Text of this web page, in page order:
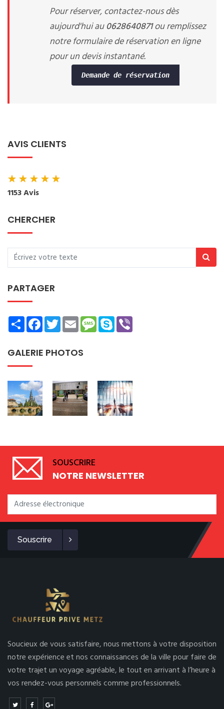
Pour réserver, contactez-nous dès
aujourd'hui au0628640871ou remplissez
notre formulaire de réservation en ligne
pour un devis instantané.
Demande de réservation
AVIS CLIENTS
★★★★★
1153 Avis
CHERCHER
PARTAGER
ShareFacebookTwitterEmailMessage
Skype
GALERIE PHOTOS
SOUSCRIRE
NOTRE NEWSLETTER
Souscrire
Soucieux de vous satisfaire, nous mettons à votre disposition
notre expérience et nos connaissances de la ville pour faire de
votre trajet un voyage agréable, le tout en arrivant à l’heure à
vos rendez-vous personnels comme professionnels.